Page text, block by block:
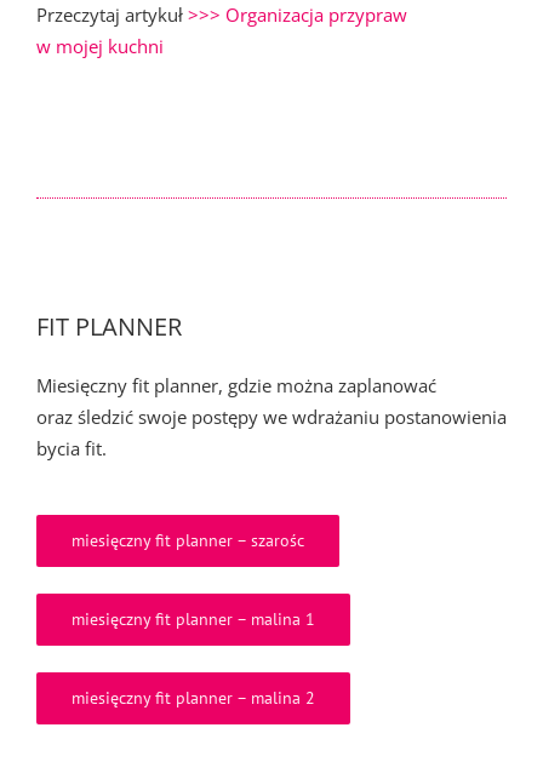
Przeczytaj artykuł >>> Organizacja przypraw
w mojej kuchni
FIT PLANNER
Miesięczny fit planner, gdzie można zaplanować
oraz śledzić swoje postępy we wdrażaniu postanowienia
bycia fit.
miesięczny fit planner – szarośc
miesięczny fit planner – malina 1
miesięczny fit planner – malina 2